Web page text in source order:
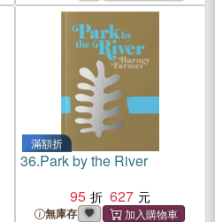
滿額折
36.Park by the River
95
627
無庫存